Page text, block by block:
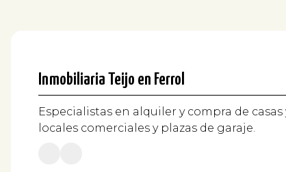
Inmobiliaria Teijo en Ferrol
Especialistas en alquiler y compra de
locales comerciales y plazas de garaje.